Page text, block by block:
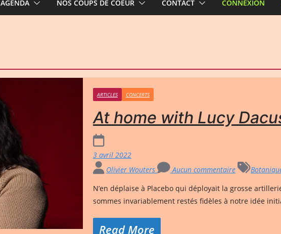
AGENDA NOS COUPS DE COEUR CONTACT CONNEXION
ARTICLES CONCERTS
At home with Lucy
3 avril 2022
Olivier Wouters
Aucun commentaire
N’en déplaise à Placebo qui déployait la grosse
sommes invariablement restés fidèles à notre idée
Read More